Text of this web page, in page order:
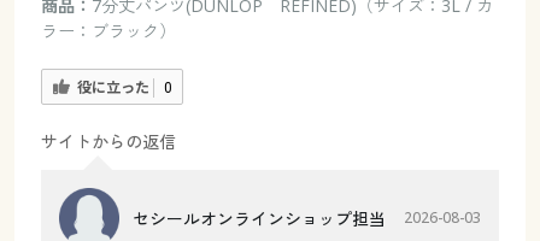
商品： 7分丈パンツ(DUNLOP REFINED)（サイズ：3L / カ
ラー：ブラック）
役に立った 0
サイトからの返信
セシールオンラインショップ担当 2026-08-03